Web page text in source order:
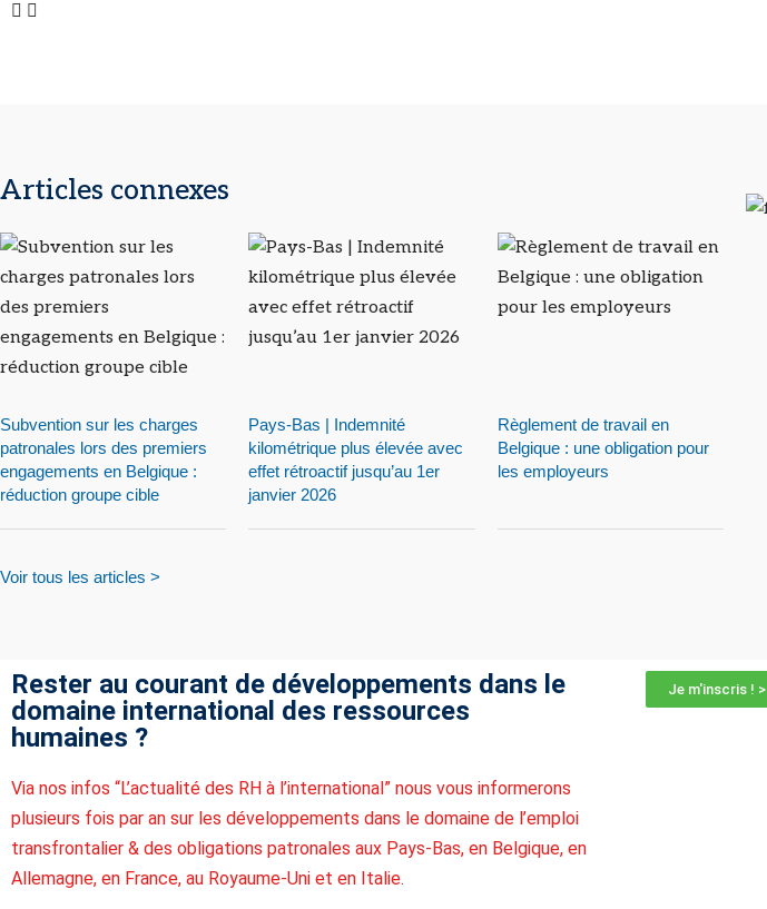
Articles connexes
Subvention sur les charges
patronales lors des premiers
engagements en Belgique :
réduction groupe cible
Pays-Bas | Indemnité
kilométrique plus élevée avec
effet rétroactif jusqu’au 1er
janvier 2026
Règlement de travail en
Belgique : une obligation pour
les employeurs
Voir tous les articles >
Rester au courant de développements dans le
domaine international des ressources
humaines ?
Via nos infos “L’actualité des RH à l’international” nous vous informerons
plusieurs fois par an sur les développements dans le domaine de l’emploi
transfrontalier & des obligations patronales aux Pays-Bas, en Belgique, en
Allemagne, en France, au Royaume-Uni et en Italie.
Je m'inscris ! >